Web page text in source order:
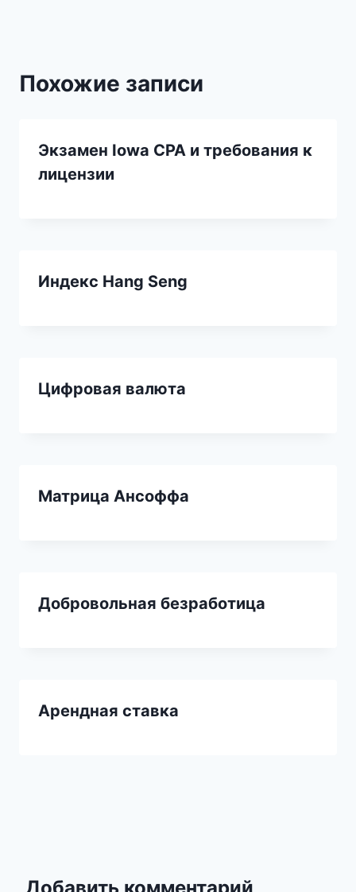
Похожие записи
Экзамен Iowa CPA и требования к
лицензии
Индекс Hang Seng
Цифровая валюта
Матрица Ансоффа
Добровольная безработица
Арендная ставка